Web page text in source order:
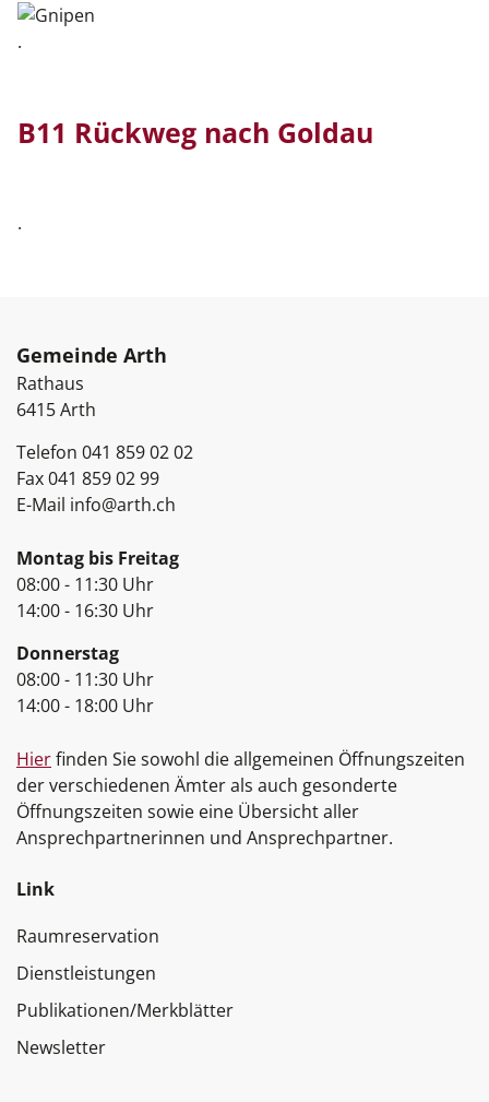
.
B11 Rückweg nach Goldau
.
Gemeinde Arth
Rathaus
6415Arth
Telefon 041 859 02 02
Fax041 859 02 99
E-Mail info@arth.ch
Öffnungszeiten
Montag bis Freitag
08:00 - 11:30 Uhr
14:00 - 16:30 Uhr
Donnerstag
08:00 - 11:30 Uhr
14:00 - 18:00 Uhr
Hierfinden Sie sowohl die allgemeinen Öffnungszeiten
der verschiedenen Ämter als auch gesonderte
Öffnungszeiten sowie eine Übersicht aller
Ansprechpartnerinnen und Ansprechpartner.
Link
Raumreservation
Dienstleistungen
Publikationen/Merkblätter
Newsletter